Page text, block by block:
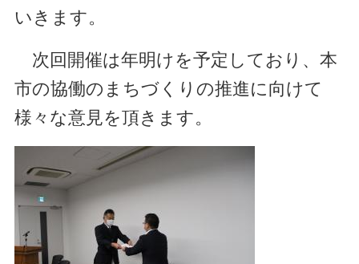
いきます。
次回開催は年明けを予定しており、本
市の協働のまちづくりの推進に向けて
様々な意見を頂きます。